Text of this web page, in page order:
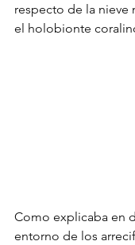
respecto de la nieve
el holobionte
Como explicaba en
entorno de los